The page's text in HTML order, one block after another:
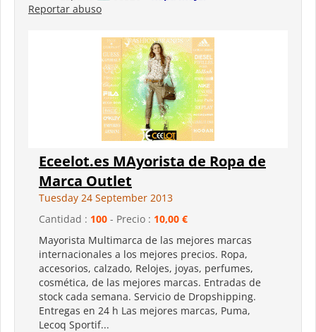
Reportar abuso
Eceelot.es MAyorista de Ropa de
Marca Outlet
Tuesday 24 September 2013
Cantidad : 100 - Precio : 10,00 €
Mayorista Multimarca de las mejores marcas
internacionales a los mejores precios. Ropa,
accesorios, calzado, Relojes, joyas, perfumes,
cosmética, de las mejores marcas. Entradas de
stock cada semana. Servicio de Dropshipping.
Entregas en 24 h Las mejores marcas, Puma,
Lecoq Sportif...